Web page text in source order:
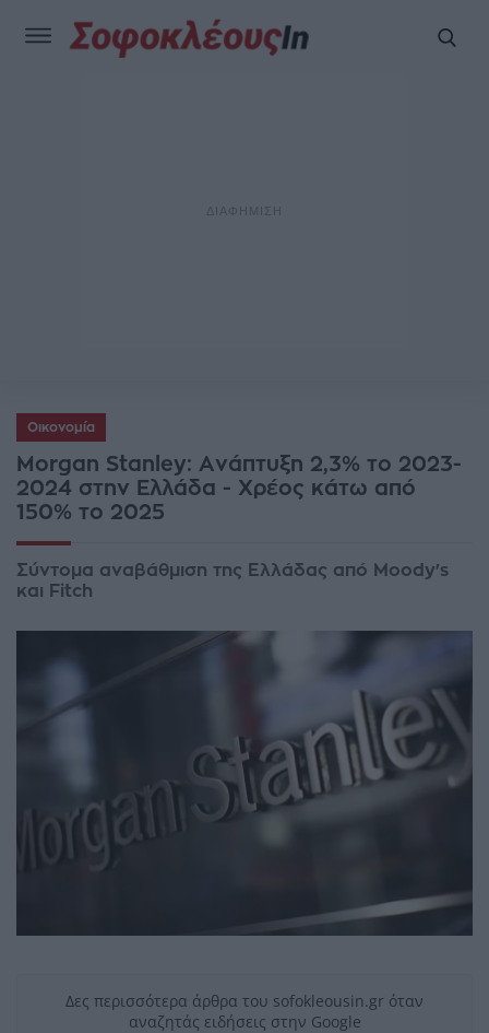
Οικονομία
Morgan Stanley: Aνάπτυξη 2,3% το 2023-
2024 στην Ελλάδα - Χρέος κάτω από
150% το 2025
Σύντομα αναβάθμιση της Ελλάδας από Moody's
και Fitch
Δες περισσότερα άρθρα του sofokleousin.gr όταν
αναζητάς ειδήσεις στην Google